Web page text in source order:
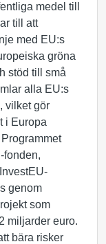
medel till
till att
med EU:s
gröna
stöd till små
alla EU:s
vilket gör
i Europa
fonden,
genom
som
miljarder euro.
bära risker